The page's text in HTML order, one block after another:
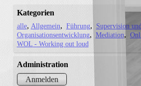
Kategorien
alle Allgemein Führung
Supervision
Organisationsentwicklung
Mediation
WOL - Working out loud
Administration
Anmelden